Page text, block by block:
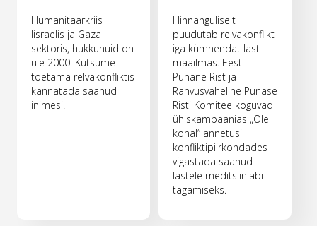
Humanitaarkriis
Iisraelis ja Gaza
sektoris, hukkunuid on
üle 2000. Kutsume
toetama relvakonfliktis
kannatada saanud
inimesi.
Hinnanguliselt
puudutab relvakonflikt
iga kümnendat last
maailmas. Eesti
Punane Rist ja
Rahvusvaheline Punase
Risti Komitee koguvad
ühiskampaanias „Ole
kohal“ annetusi
konfliktipiirkondades
vigastada saanud
lastele meditsiiniabi
tagamiseks.